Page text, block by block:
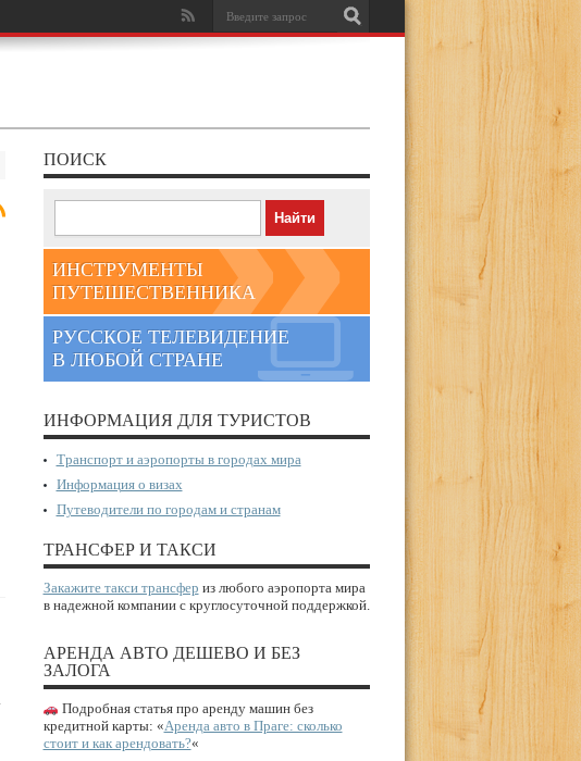
ПОИСК
ИНСТРУМЕНТЫ
ПУТЕШЕСТВЕННИКА
РУССКОЕ ТЕЛЕВИДЕНИЕ
В ЛЮБОЙ СТРАНЕ
ИНФОРМАЦИЯ ДЛЯ ТУРИСТОВ
Транспорт и аэропорты в городах мира
Информация о визах
Путеводители по городам и странам
ТРАНСФЕР И ТАКСИ
Закажите такси трансфер из любого аэропорта мира
в надежной компании с круглосуточной поддержкой.
АРЕНДА АВТО ДЕШЕВО И БЕЗ
ЗАЛОГА
Подробная статья про аренду машин без
кредитной карты: «Аренда авто в Праге: сколько
стоит и как арендовать?«